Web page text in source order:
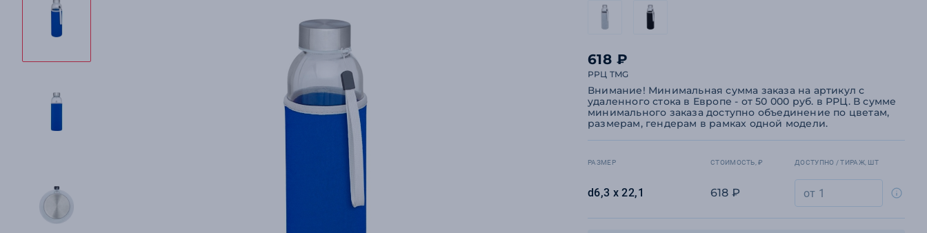
618 ₽
РРЦ TMG
Внимание! Минимальная сумма заказа на артикул с
удаленного стока в Европе - от 50 000 руб. в РРЦ. В сумме
минимального заказа доступно объединение по цветам,
размерам, гендерам в рамках одной модели.
РАЗМЕР СТОИМОСТЬ, ₽ ДОСТУПНО / ТИРАЖ, ШТ
d6,3 х 22,1 618 ₽